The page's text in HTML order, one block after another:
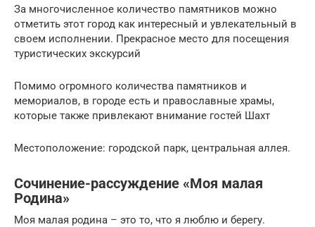
За многочисленное количество памятников можно
отметить этот город как интересный и увлекательный в
своем исполнении. Прекрасное место для посещения
туристических экскурсий
Помимо огромного количества памятников и
мемориалов, в городе есть и православные храмы,
которые также привлекают внимание гостей Шахт
Местоположение: городской парк, центральная аллея.
Сочинение-рассуждение «Моя малая
Родина»
Моя малая родина – это то, что я люблю и берегу.